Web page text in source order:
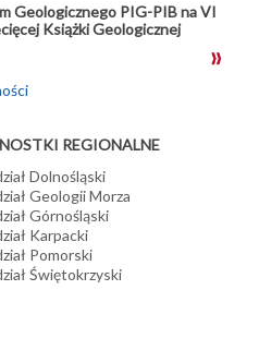
Geologicznego PIG-PIB na VI
Książki Geologicznej
REGIONALNE
Dolnośląski
Geologii Morza
Górnośląski
Karpacki
Pomorski
Świętokrzyski